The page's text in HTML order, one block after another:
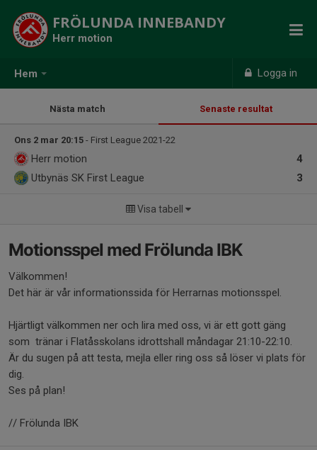
Hem Logga in
FRÖLUNDA INNEBANDY
Herr motion
Nästa match Senaste resultat
Ons 2 mar 20:15 - First League 2021-22
4
Herr motion
3
Utbynäs SK First League
Visa tabell
Motionsspel med Frölunda IBK
Välkommen!
Det här är vår informationssida för Herrarnas motionsspel.
Hjärtligt välkommen ner och lira med oss, vi är ett gott gäng
som tränar i Flatåsskolans idrottshall måndagar 21:10-22:10.
Är du sugen på att testa, mejla eller ring oss så löser vi plats för
dig.
Ses på plan!
// Frölunda IBK